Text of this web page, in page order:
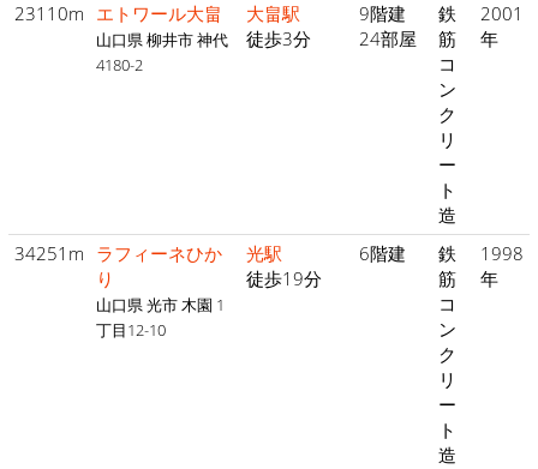
23110m エトワール大畠
山口県 柳井市 神代
4180-2
大畠駅
徒歩3分
9階建
24部屋
鉄
筋
コ
ン
ク
リ
ー
ト
造
2001
年
34251m ラフィーネひか
り
山口県 光市 木園 1
丁目12-10
光駅
徒歩19分
6階建
鉄
筋
コ
ン
ク
リ
ー
ト
造
1998
年